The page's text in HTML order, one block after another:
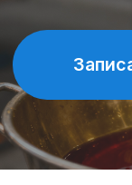
Замена
Ниссан
Nissan —
масло ATF
функций: